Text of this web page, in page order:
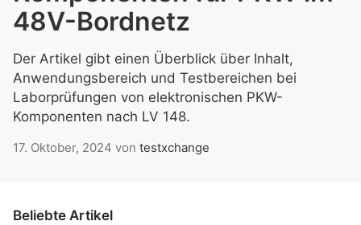
48V-Bordnetz
Der Artikel gibt einen Überblick über Inhalt,
Anwendungsbereich und Testbereichen bei
Laborprüfungen von elektronischen PKW-
Komponenten nach LV 148.
17. Oktober, 2024 von testxchange
Beliebte Artikel